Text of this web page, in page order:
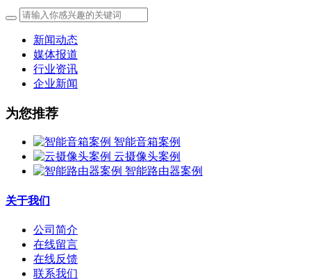
新闻动态
媒体报道
行业资讯
企业新闻
为您推荐
智能音箱案例
云摄像头案例
智能路由器案例
关于我们
公司简介
在线留言
在线反馈
联系我们